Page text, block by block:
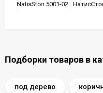
NatisSton 5001-02
Подборки товаров в
под дерево